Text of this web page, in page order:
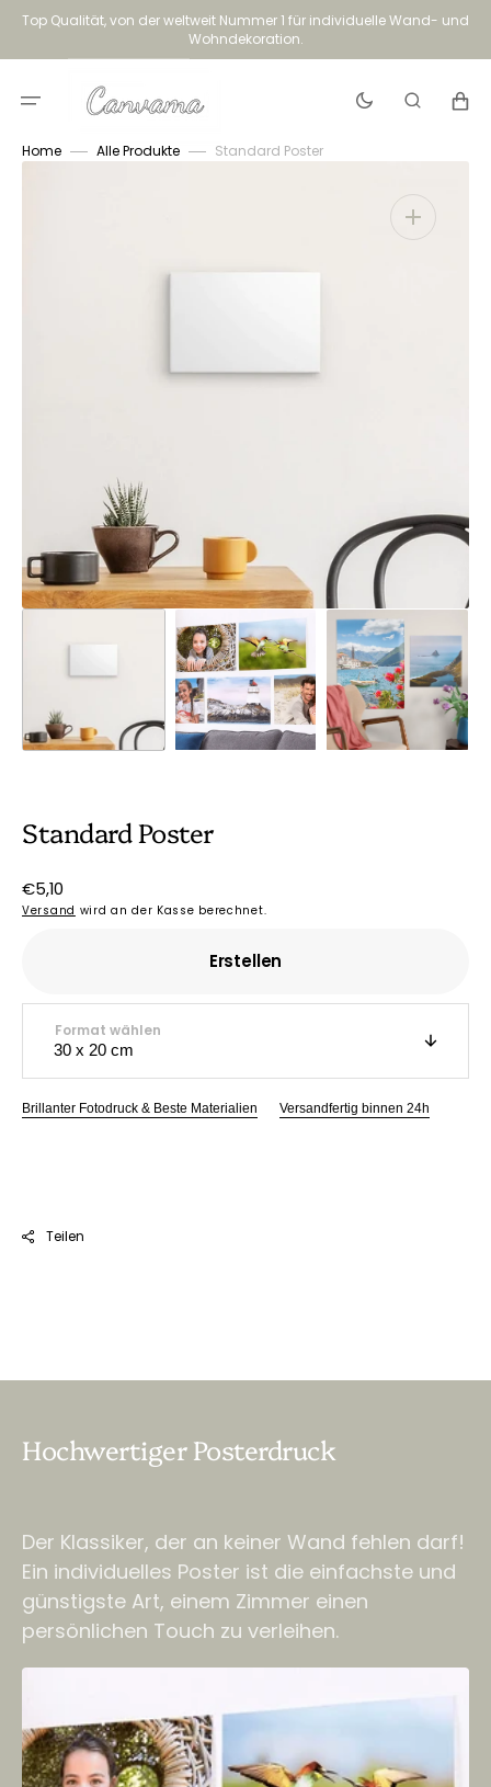
zumTop Qualität, von der weltweit Nummer 1 für individuelle Wand- und
Wohndekoration.
Standard Poster
Normaler
Preis
€5,10
Versand wird an der Kasse berechnet.
Erstellen
Format wählen
Brillanter Fotodruck & Beste Materialien Versandfertig binnen 24h
Teilen
Home Alle Produkte Standard Poster
Hochwertiger Posterdruck
Der Klassiker, der an keiner Wand fehlen darf!
Ein individuelles Poster ist die einfachste und
günstigste Art, einem Zimmer einen
persönlichen Touch zu verleihen.